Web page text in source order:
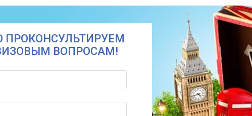
ПРОКОНСУЛЬТИРУЕМ
ВОПРОСАМ!